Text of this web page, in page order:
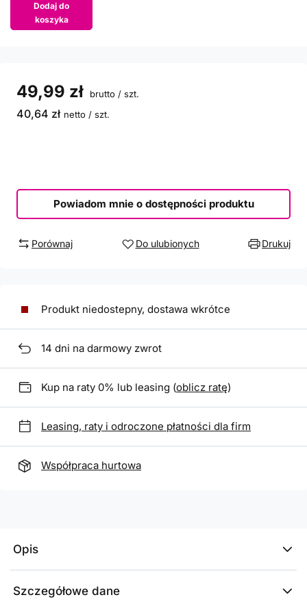
Dodaj do
koszyka
49,99 zł brutto / szt.
40,64 zł netto / szt.
Powiadom mnie o dostępności produktu
Porównaj Do ulubionych Drukuj
Produkt niedostepny, dostawa wkrótce
14 dni na darmowy zwrot
Kup na raty 0% lub leasing (oblicz ratę)
Leasing, raty i odroczone płatności dla firm
Współpraca hurtowa
Opis
Szczegółowe dane